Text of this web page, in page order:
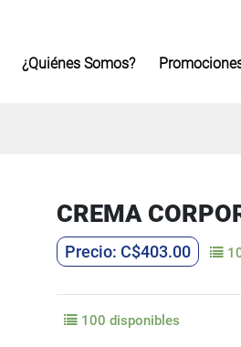
¿Quiénes Somos?
CREMA
C$403.00
100 disponibles